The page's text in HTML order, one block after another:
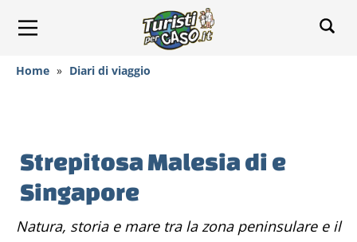
Home » Diari di viaggio
Strepitosa Malesia di e
Singapore
Natura, storia e mare tra la zona peninsulare e il